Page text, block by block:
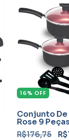
16% OFF
Conjunto De
Rose 9
Frigideira
R$176,75